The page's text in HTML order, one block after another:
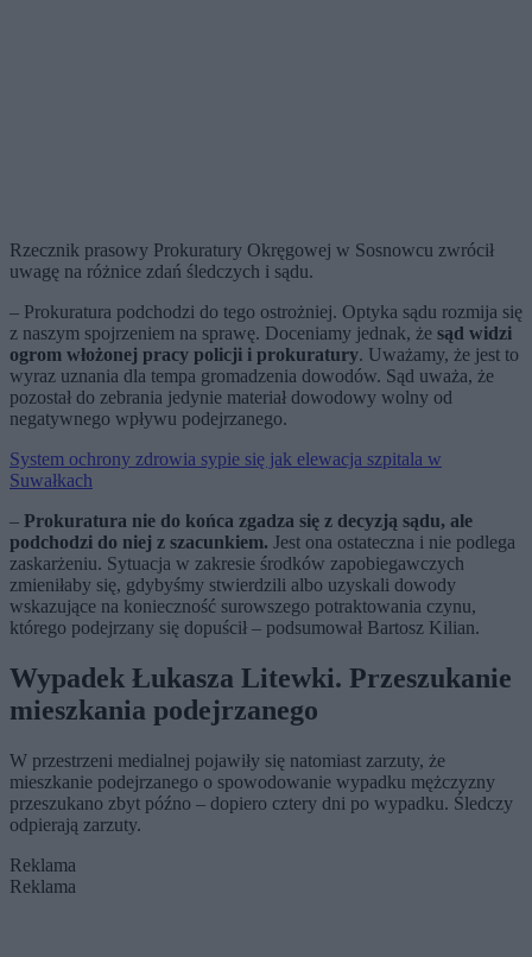
Rzecznik prasowy Prokuratury Okręgowej w Sosnowcu zwrócił
uwagę na różnice zdań śledczych i sądu.
– Prokuratura podchodzi do tego ostrożniej. Optyka sądu rozmija się
z naszym spojrzeniem na sprawę. Doceniamy jednak, że sąd widzi
ogrom włożonej pracy policji i prokuratury. Uważamy, że jest to
wyraz uznania dla tempa gromadzenia dowodów. Sąd uważa, że
pozostał do zebrania jedynie materiał dowodowy wolny od
negatywnego wpływu podejrzanego.
System ochrony zdrowia sypie się jak elewacja szpitala w
Suwałkach
– Prokuratura nie do końca zgadza się z decyzją sądu, ale
podchodzi do niej z szacunkiem. Jest ona ostateczna i nie podlega
zaskarżeniu. Sytuacja w zakresie środków zapobiegawczych
zmieniłaby się, gdybyśmy stwierdzili albo uzyskali dowody
wskazujące na konieczność surowszego potraktowania czynu,
którego podejrzany się dopuścił – podsumował Bartosz Kilian.
Wypadek Łukasza Litewki. Przeszukanie
mieszkania podejrzanego
W przestrzeni medialnej pojawiły się natomiast zarzuty, że
mieszkanie podejrzanego o spowodowanie wypadku mężczyzny
przeszukano zbyt późno – dopiero cztery dni po wypadku. Śledczy
odpierają zarzuty.
Reklama
Reklama